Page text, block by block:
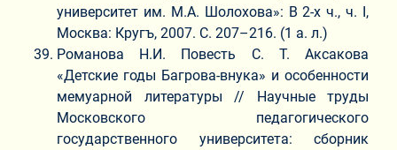
университет им. М.А. Шолохова»: В 2-х ч., ч. I,
Москва: Кругъ, 2007. С. 207–216. (1 а. л.)
Романова Н.И. Повесть С. Т. Аксакова
«Детские годы Багрова-внука» и особенности
мемуарной литературы // Научные труды
Московского педагогического
государственного университета: сборник